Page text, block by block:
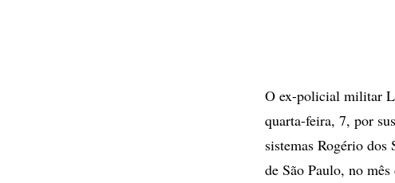
O ex-policial militar
quarta-feira, 7, por
sistemas Rogério
de São Paulo, no